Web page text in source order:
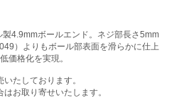
4.9mmボールエンド。ネジ部長さ5mm
）よりもボール部表面を滑らかに仕上
価格化を実現。
いたしております。
お取り寄せいたします。